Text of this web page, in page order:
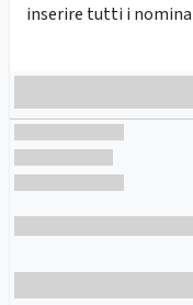
inserire tutti i